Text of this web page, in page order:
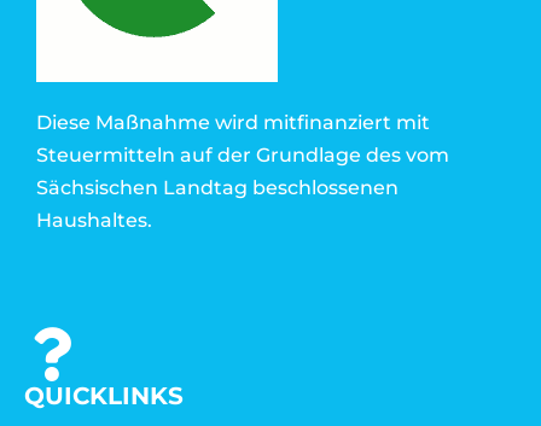
Diese Maßnahme wird mitfinanziert mit
Steuermitteln auf der Grundlage des vom
Sächsischen Landtag beschlossenen
Haushaltes.
QUICKLINKS